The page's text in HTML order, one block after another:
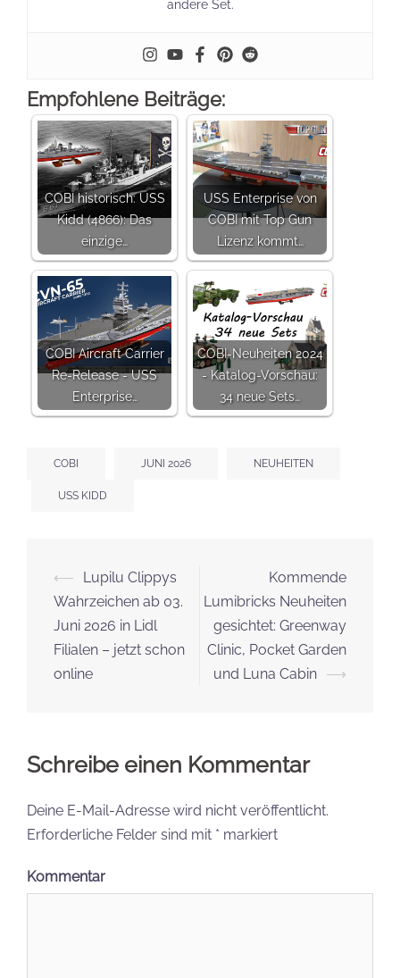
andere Set.
Empfohlene Beiträge:
COBI historisch: USS
Kidd (4866): Das
einzige…
USS Enterprise von
COBI mit Top Gun
Lizenz kommt…
COBI Aircraft Carrier
Re-Release - USS
Enterprise…
COBI-Neuheiten 2024
- Katalog-Vorschau:
34 neue Sets…
COBI JUNI 2026 NEUHEITEN
USS KIDD
Beitrags-
Navigation
⟵
Lupilu Clippys
Wahrzeichen ab 03.
Juni 2026 in Lidl
Filialen – jetzt schon
online
Kommende
Lumibricks Neuheiten
gesichtet: Greenway
Clinic, Pocket Garden
und Luna Cabin ⟶
Schreibe einen Kommentar
Deine E-Mail-Adresse wird nicht veröffentlicht.
Erforderliche Felder sind mit * markiert
Kommentar